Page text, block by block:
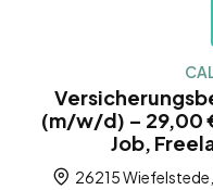
(m/w/d) – 29,00
Job,
26215